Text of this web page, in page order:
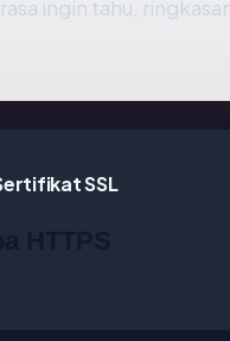
ingin tahu,
SSL